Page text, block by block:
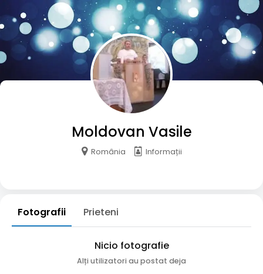
Moldovan Vasile
România Informații
Fotografii Prieteni
Nicio fotografie
Alți utilizatori au postat deja